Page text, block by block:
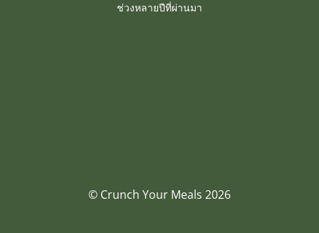
ช่วงหลายปีที่ผ่านมา
© Crunch Your Meals 2026